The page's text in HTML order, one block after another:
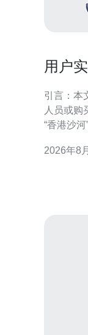
用户
引言：本
人员或购
“香港沙
断言，提
2026年8